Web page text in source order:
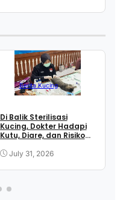
Berita Kucing
Di Balik Sterilisasi
Kucing, Dokter Hadapi
Kutu, Diare, dan Risiko
July 31, 2026